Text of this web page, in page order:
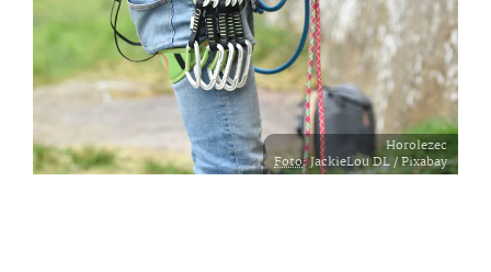
Horolezec
Foto: JackieLou DL / Pixabay